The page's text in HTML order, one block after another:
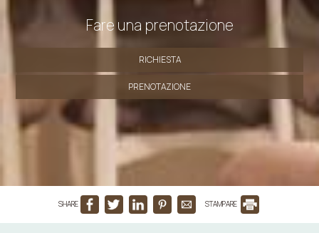
Fare una prenotazione
RICHIESTA
PRENOTAZIONE
SHARE STAMPARE